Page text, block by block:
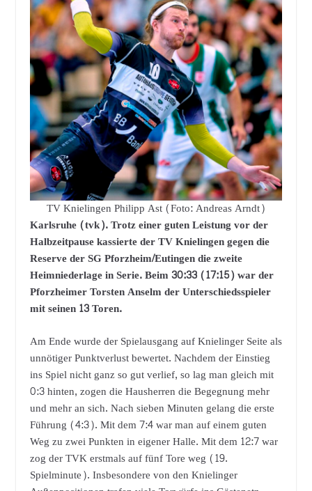
TV Knielingen Philipp Ast (Foto: Andreas Arndt)
Karlsruhe (tvk). Trotz einer guten Leistung vor der
Halbzeitpause kassierte der TV Knielingen gegen die
Reserve der SG Pforzheim/Eutingen die zweite
Heimniederlage in Serie. Beim 30:33 (17:15) war der
Pforzheimer Torsten Anselm der Unterschiedsspieler
mit seinen 13 Toren.
Am Ende wurde der Spielausgang auf Knielinger Seite als
unnötiger Punktverlust bewertet. Nachdem der Einstieg
ins Spiel nicht ganz so gut verlief, so lag man gleich mit
0:3 hinten, zogen die Hausherren die Begegnung mehr
und mehr an sich. Nach sieben Minuten gelang die erste
Führung (4:3). Mit dem 7:4 war man auf einem guten
Weg zu zwei Punkten in eigener Halle. Mit dem 12:7 war
zog der TVK erstmals auf fünf Tore weg (19.
Spielminute). Insbesondere von den Knielinger